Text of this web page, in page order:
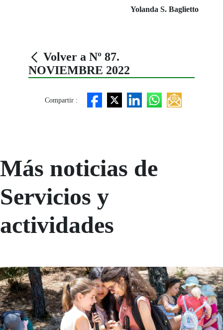
Yolanda S. Baglietto
Volver a Nº 87.
NOVIEMBRE 2022
Compartir :
Más noticias de
Servicios y
actividades